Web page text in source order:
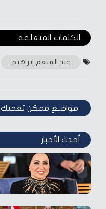
الكلمات المتعلقة‎
عبد المنعم إبراهيم
مواضيع ممكن تعجبك
أحدث الأخبار